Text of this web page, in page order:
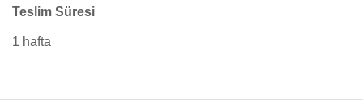
Teslim Süresi
1 hafta